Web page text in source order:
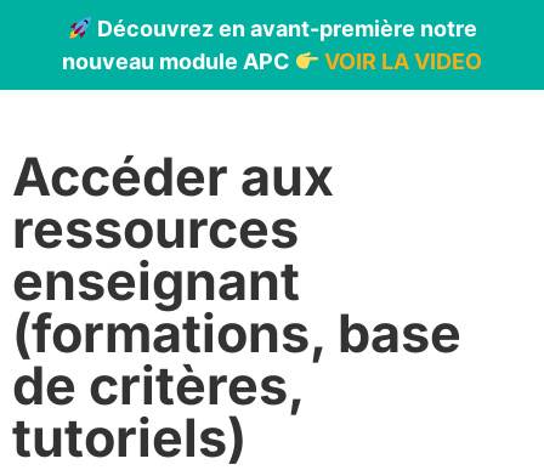
Découvrez en avant-première notre
nouveau module APC
VOIR LA VIDEO
Accéder aux
ressources
enseignant
(formations, base
de critères,
tutoriels)